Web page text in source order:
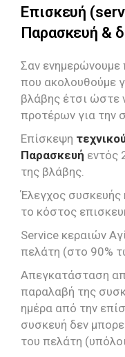
Επισκευή
Παρασκευή &
Σαν ενημερώνουμε
που ακολουθούμε
βλάβης έτσι ώστε
προτέρων για την
Επίσκεψη
Παρασκευή εντός
της βλάβης.
Έλεγχος συσκευής
το κόστος
Service κεραιών
πελάτη (στο 90%
Απεγκατάσταση
παραλαβή της
ημέρα από την
συσκευή δεν
του πελάτη